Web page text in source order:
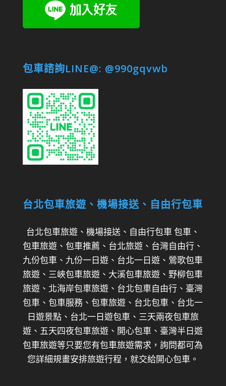
包車諮詢LINE@: @990gqvwb
台北包車旅遊、機場接送、自由行包車
台北包車旅遊、機場接送、自由行包車 包車、
包車旅遊、包車推薦、台北旅遊、台灣自由行、
九份包車、九份一日遊、台北一日遊、鶯歌包車
旅遊、三峽包車旅遊、大溪包車旅遊、野柳包車
旅遊、北海岸包車旅遊、台北包車自由行、臺灣
包車、包車服務、包車旅遊、台北包車、台北一
日遊景點、台北一日遊包車、三天兩夜包車旅
遊、五天四夜包車旅遊、開心包車、臺灣半日遊
包車旅遊等只要您有包車旅遊需求，詢問都可為
您詳細規畫安排旅遊行程，就交給開心包車。